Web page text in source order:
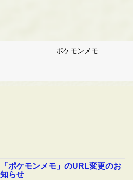
ポケモンメモ
「ポケモンメモ」のURL変更のお
知らせ